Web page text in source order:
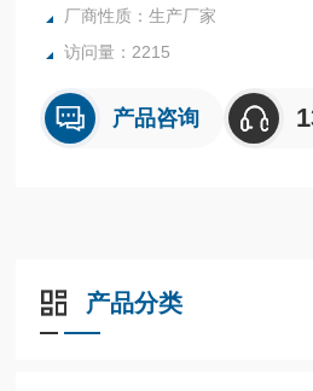
所有反应釜均可接受客户的个性化定
厂商性质：生产厂家
访问量：2215
产品咨询
产品分类